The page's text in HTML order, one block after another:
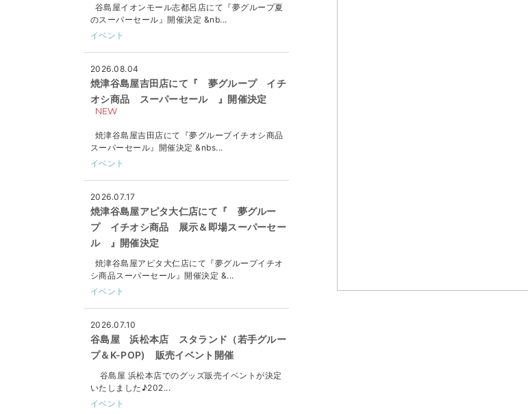
谷島屋イオンモール志都呂店にて『夢グループ夏
のスーパーセール』開催決定 &nb...
イベント
2026.08.04
焼津谷島屋吉田店にて『 夢グループ イチ
オシ商品 スーパーセール 』開催決定
NEW
焼津谷島屋吉田店にて『夢グループイチオシ商品
スーパーセール』開催決定 &nbs...
イベント
2026.07.17
焼津谷島屋アピタ大仁店にて『 夢グルー
プ イチオシ商品 展示＆即場スーパーセー
ル 』開催決定
焼津谷島屋アピタ大仁店にて『夢グループイチオ
シ商品スーパーセール』開催決定 &...
イベント
2026.07.10
谷島屋 浜松本店 スタランド（若手グルー
プ＆K-POP) 販売イベント開催
谷島屋 浜松本店でのグッズ販売イベントが決定
いたしました♪202...
イベント